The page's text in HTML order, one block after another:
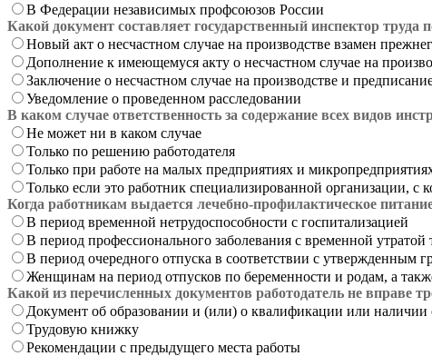
В Федерации независимых профсоюзов России
Какой документ составляет государственный инспектор труда
Новый акт о несчастном случае на производстве взамен
Дополнение к имеющемуся акту о несчастном случае на
Заключение о несчастном случае на производстве и
Уведомление о проведенном расследовании
В каком случае ответственность за содержание всех видов
Не может ни в каком случае
Только по решению работодателя
Только при работе на малых предприятиях и
Только если это работник специализированной организации, с
Когда работникам выдается лечебно-профилактическое
В период временной нетрудоспособности с госпитализацией
В период профессионального заболевания с временной утратой
В период очередного отпуска в соответствии с утвержденным
Женщинам на период отпусков по беременности и родам, а
Какой из перечисленных документов работодатель не вправе
Документ об образовании и (или) о квалификации или
Трудовую книжку
Рекомендации с предыдущего места работы